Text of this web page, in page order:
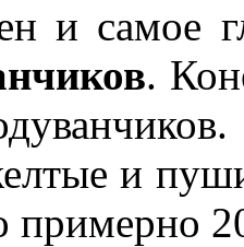
и самое
.
и
примерно